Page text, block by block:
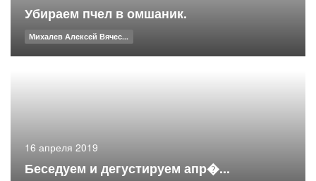
Убираем пчел в омшаник.
Михалев Алексей Вячес...
16 апреля 2019
Беседуем и дегустируем апр�...